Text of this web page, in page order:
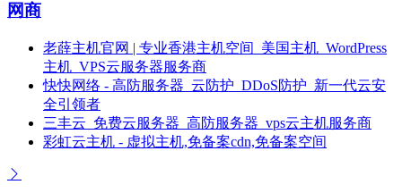
网商
老薛主机官网 | 专业香港主机空间_美国主机_WordPress
主机_VPS云服务器服务商
快快网络 - 高防服务器_云防护_DDoS防护_新一代云安
全引领者
三丰云_免费云服务器_高防服务器_vps云主机服务商
彩虹云主机 - 虚拟主机,免备案cdn,免备案空间